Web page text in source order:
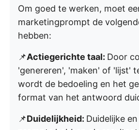
Om goed te werken, moet
marketingprompt de
hebben:
📌Actiegerichte taal: Door
'genereren', 'maken' of 'lijst'
wordt de bedoeling en het
format van het antwoord
📌Duidelijkheid: Duidelijke